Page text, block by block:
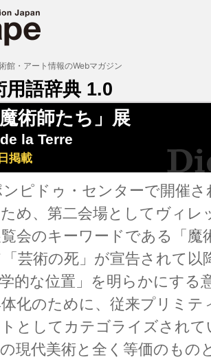
用語辞典 1.0
魔術師たち」展
la Terre
掲載
ンピドゥ・センターで開催
め、第二会場としてヴィレ
会のキーワードである「魔
芸術の死」が宣告されて以
的な位置」を明らかにする
化のために、従来プリミテ
としてカテゴライズされ
現代美術と全く等価のもの
・アート情報のWebマガジン